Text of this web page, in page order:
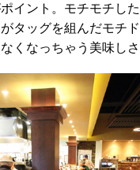
イント。モチモチし
タッグを組んだモチド
くなっちゃう美味しさ